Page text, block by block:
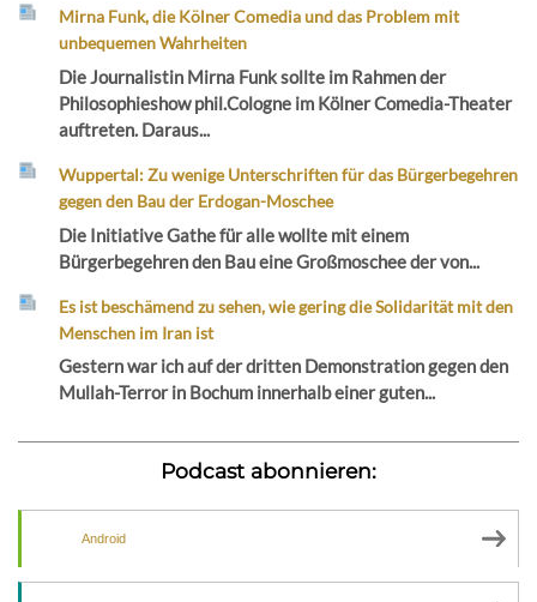
Mirna Funk, die Kölner Comedia und das Problem mit
unbequemen Wahrheiten
Die Journalistin Mirna Funk sollte im Rahmen der
Philosophieshow phil.Cologne im Kölner Comedia-Theater
auftreten. Daraus...
Wuppertal: Zu wenige Unterschriften für das Bürgerbegehren
gegen den Bau der Erdogan-Moschee
Die Initiative Gathe für alle wollte mit einem
Bürgerbegehren den Bau eine Großmoschee der von...
Es ist beschämend zu sehen, wie gering die Solidarität mit den
Menschen im Iran ist
Gestern war ich auf der dritten Demonstration gegen den
Mullah-Terror in Bochum innerhalb einer guten...
Podcast abonnieren:
Android